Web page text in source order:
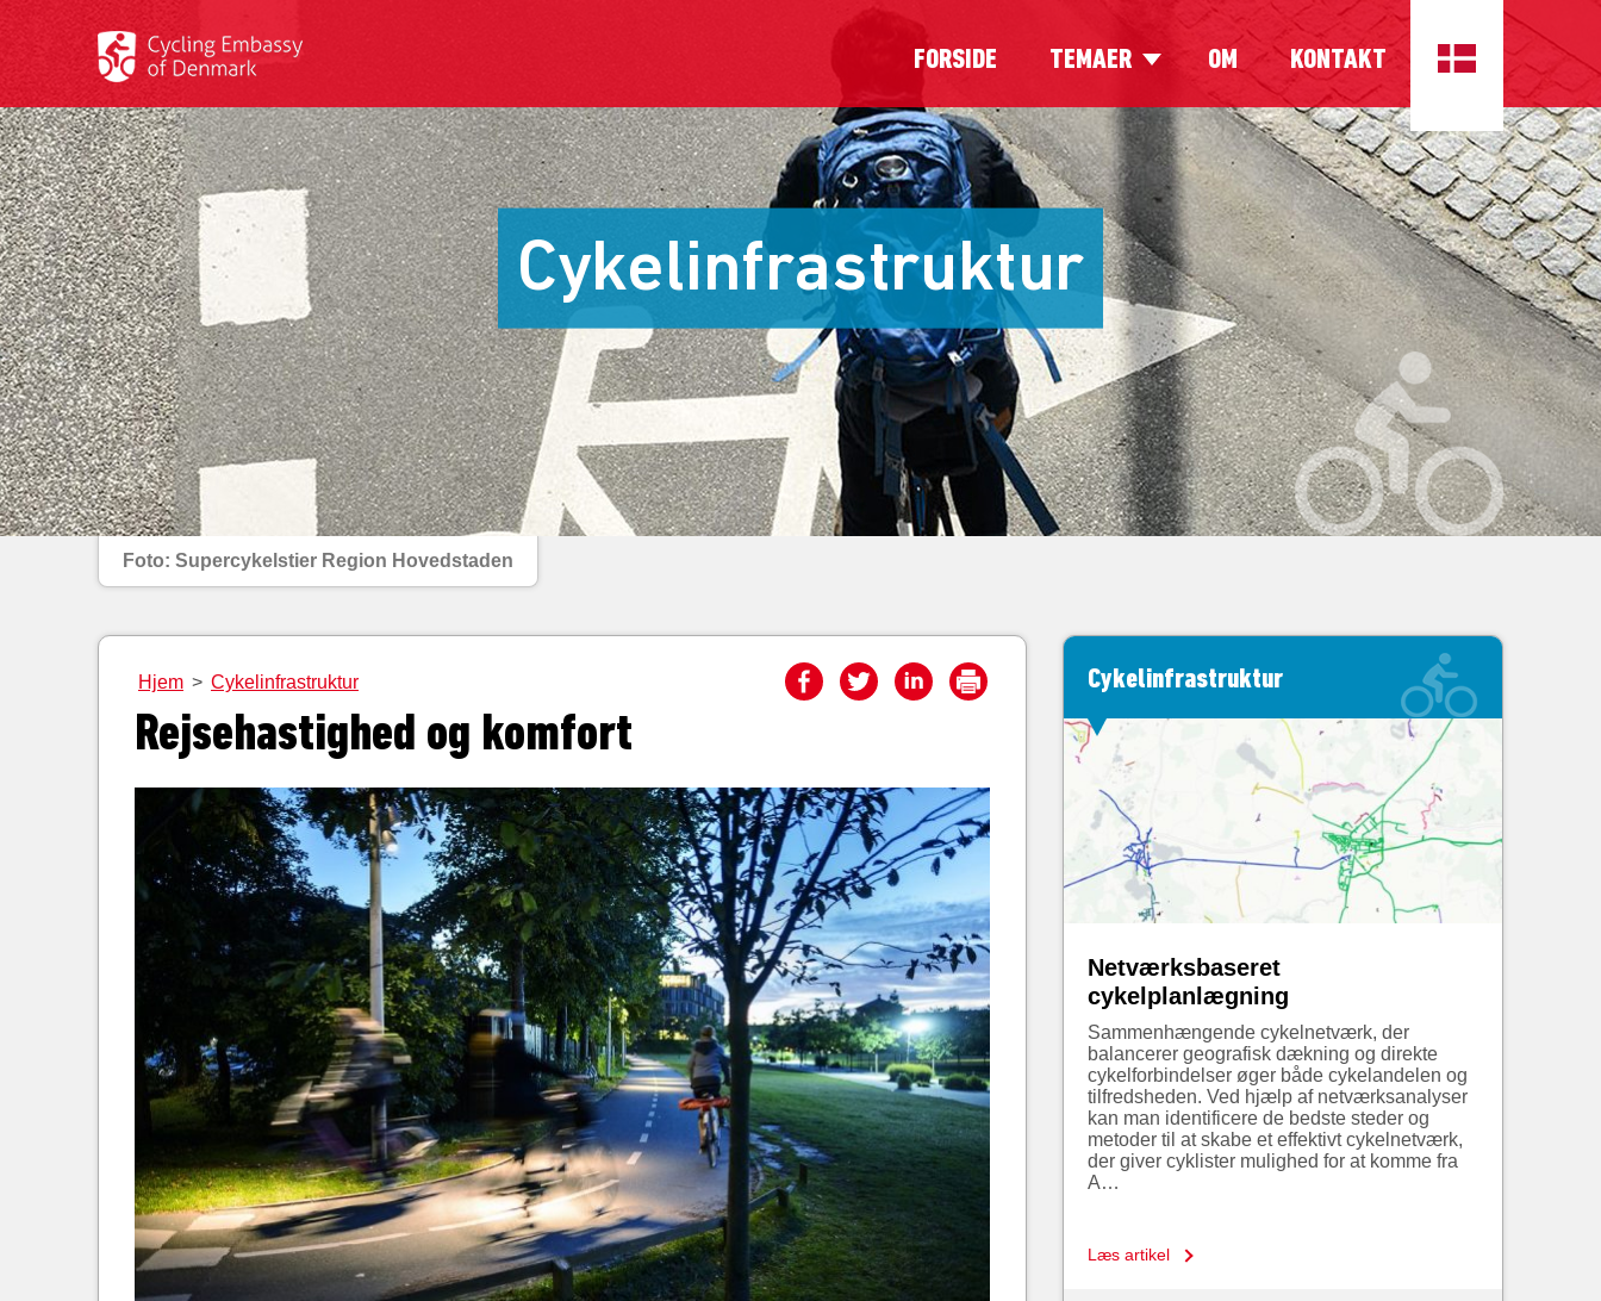
FORSIDE TEMAER OM KONTAKT
Cykelinfrastruktur
Foto: Supercykelstier Region Hovedstaden
Hjem > Cykelinfrastruktur
Rejsehastighed og komfort
Cykelinfrastruktur
Netværksbaseret
cykelplanlægning
Sammenhængende cykelnetværk, der
balancerer geografisk dækning og direkte
cykelforbindelser øger både cykelandelen og
tilfredsheden. Ved hjælp af netværksanalyser
kan man identificere de bedste steder og
metoder til at skabe et effektivt cykelnetværk,
der giver cyklister mulighed for at komme fra
A…
Læs artikel